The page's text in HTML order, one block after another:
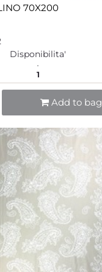
70X200
Disponibilita'
1
Add to bag